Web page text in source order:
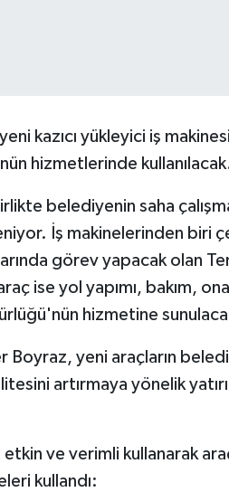
kazıcı yükleyici iş
hizmetlerinde
belediyenin saha
İş makinelerinden biri
görev yapacak olan
ise yol yapımı, bakım,
hizmetine
yeni araçların
artırmaya yönelik
etkin ve verimli kullanarak
kullandı: